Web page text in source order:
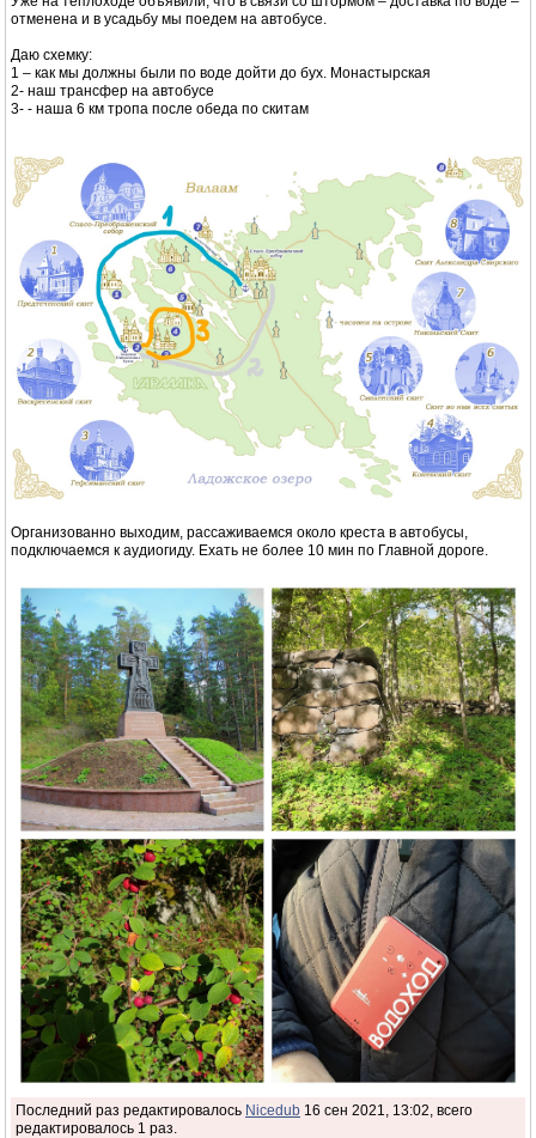
отменена и в усадьбу мы поедем на автобусе.
Даю схемку:
1 – как мы должны были по воде дойти до бух. Монастырская
2- наш трансфер на автобусе
3- - наша 6 км тропа после обеда по скитам
Организованно выходим, рассаживаемся около креста в автобусы,
подключаемся к аудиогиду. Ехать не более 10 мин по Главной дороге.
Последний раз редактировалось Nicedub 16 сен 2021, 13:02, всего
редактировалось 1 раз.